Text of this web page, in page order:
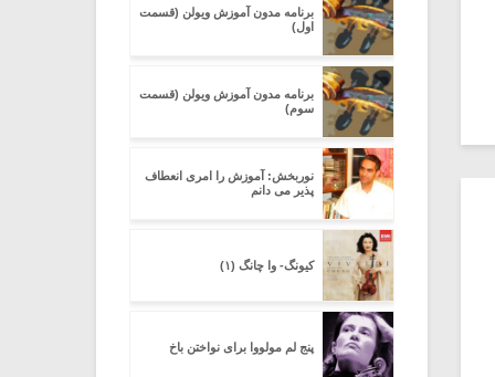
برنامه مدون آموزش ویولن (قسمت
اول)
برنامه مدون آموزش ویولن (قسمت
سوم)
نوربخش: آموزش را امری انعطاف
پذیر می دانم
کیونگ- وا چانگ (۱)
پنج لم مولووا برای نواختن باخ